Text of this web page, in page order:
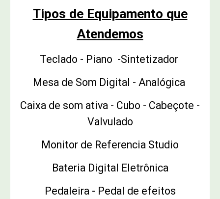
Tipos de Equipamento que
Atendemos
Teclado - Piano -Sintetizador
Mesa de Som Digital - Analógica
Caixa de som ativa - Cubo - Cabeçote -
Valvulado
Monitor de Referencia Studio
Bateria Digital Eletrônica
Pedaleira - Pedal de efeitos